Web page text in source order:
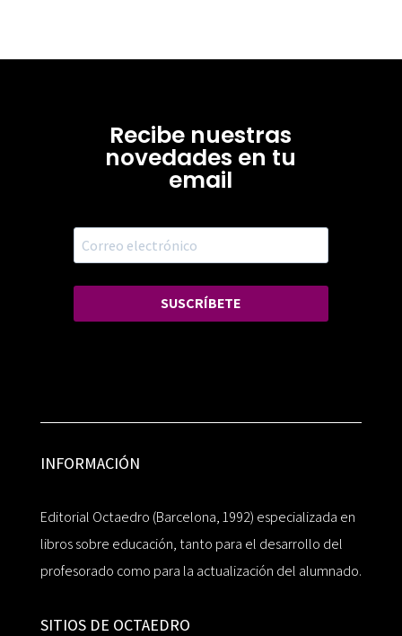
Recibe nuestras
novedades en tu
email
SUSCRÍBETE
INFORMACIÓN
Editorial Octaedro (Barcelona, 1992) especializada en
libros sobre educación, tanto para el desarrollo del
profesorado como para la actualización del alumnado.
SITIOS DE OCTAEDRO